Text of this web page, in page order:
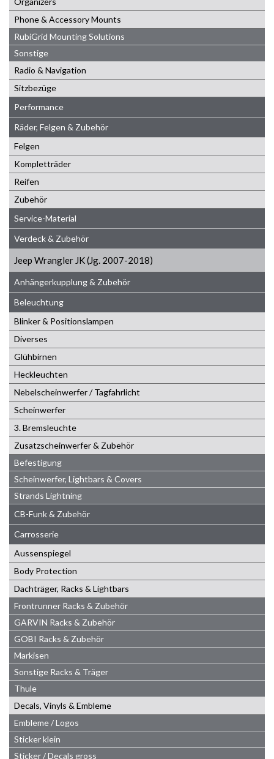
Phone & Accessory Mounts
RubiGrid Mounting Solutions
Sonstige
Radio & Navigation
Sitzbezüge
Performance
Räder, Felgen & Zubehör
Felgen
Kompletträder
Reifen
Zubehör
Service-Material
Verdeck & Zubehör
Jeep Wrangler JK (Jg. 2007-2018)
Anhängerkupplung & Zubehör
Beleuchtung
Blinker & Positionslampen
Diverses
Glühbirnen
Heckleuchten
Nebelscheinwerfer / Tagfahrlicht
Scheinwerfer
3. Bremsleuchte
Zusatzscheinwerfer & Zubehör
Befestigung
Scheinwerfer, Lightbars & Covers
Strands Lightning
CB-Funk & Zubehör
Carrosserie
Aussenspiegel
Body Protection
Dachträger, Racks & Lightbars
Frontrunner Racks & Zubehör
GARVIN Racks & Zubehör
GOBI Racks & Zubehör
Markisen
Sonstige Racks & Träger
Thule
Decals, Vinyls & Embleme
Embleme / Logos
Sticker klein
Sticker / Decals gross